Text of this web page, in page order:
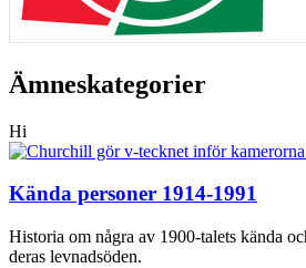
Ämneskategorier
Hi
Kända personer 1914-1991
Historia om några av 1900-talets kända
deras levnadsöden.